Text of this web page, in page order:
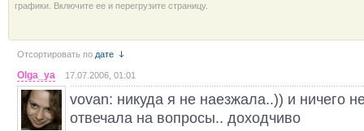
графики. Включите ее и перегрузите страницу.
Отсортировать по дате
Olga_ya 17.07.2006, 01:01
vovan: никуда я не наезжала..)) и ничего
отвечала на вопросы.. доходчиво